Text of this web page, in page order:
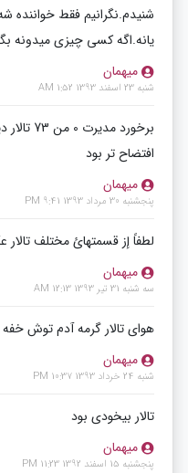
شنیدم.نگرانیم فقط خواننده
یانه.اگه کسی چیزی میدونه
میهمان
شنبه 23 اسفند 1393 1:52 AM
برخورد
افتضاح تر بود
میهمان
پنجشنبه 30 مرداد 1393 9:41 PM
لطفاً إز قسمتهائ مختلف
میهمان
سه شنبه 31 تیر 1393 12:13 AM
هوای تالار گرمه آدم توش
میهمان
شنبه 24 خرداد 1393 10:37 PM
تالار بیخودی بود
میهمان
پنجشنبه 15 اسفند 1392 11:23 PM